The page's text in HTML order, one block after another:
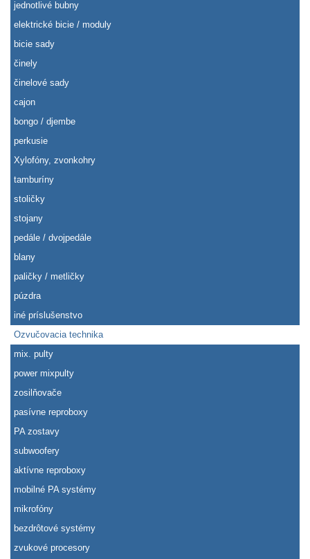
jednotlivé bubny
elektrické bicie / moduly
bicie sady
činely
činelové sady
cajon
bongo / djembe
perkusie
Xylofóny, zvonkohry
tamburíny
stoličky
stojany
pedále / dvojpedále
blany
paličky / metličky
púzdra
iné príslušenstvo
Ozvučovacia technika
mix. pulty
power mixpulty
zosilňovače
pasívne reproboxy
PA zostavy
subwoofery
aktívne reproboxy
mobilné PA systémy
mikrofóny
bezdrôtové systémy
zvukové procesory